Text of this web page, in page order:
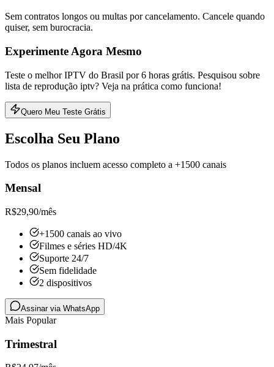
Sem contratos longos ou multas por cancelamento. Cancele quando
quiser, sem burocracia.
Experimente Agora Mesmo
Teste o melhor IPTV do Brasil por 6 horas grátis. Pesquisou sobre
lista de reprodução iptv? Veja na prática como funciona!
Quero Meu Teste Grátis
Escolha Seu Plano
Todos os planos incluem acesso completo a +1500 canais
Mensal
R$29,90/mês
+1500 canais ao vivo
Filmes e séries HD/4K
Suporte 24/7
Sem fidelidade
2 dispositivos
Assinar via WhatsApp
Mais Popular
Trimestral